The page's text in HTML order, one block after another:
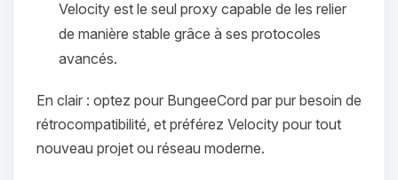
Velocity est le seul proxy capable de les relier
de manière stable grâce à ses protocoles
avancés.
En clair : optez pour BungeeCord par pur besoin de
rétrocompatibilité, et préférez Velocity pour tout
nouveau projet ou réseau moderne.